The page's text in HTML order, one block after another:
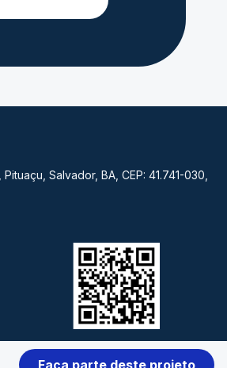
Salvador, BA, CEP: 41.741-030,
Faça parte deste projeto